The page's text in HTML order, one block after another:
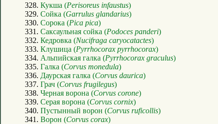
328. Кукша (Perisoreus infaustus)
329. Сойка (Garrulus glandarius)
330. Сорока (Pica pica)
331. Саксаульная сойка (Podoces panderi)
332. Кедровка (Nucifraga caryocatactes)
333. Клушица (Pyrrhocorax pyrrhocorax)
334. Альпийская галка (Pyrrhocorax graculus)
335. Галка (Corvus monedula)
336. Даурская галка (Corvus daurica)
337. Грач (Corvus frugilegus)
338. Черная ворона (Corvus corone)
339. Серая ворона (Corvus cornix)
340. Пустынный ворон (Corvus ruficollis)
341. Ворон (Corvus corax)